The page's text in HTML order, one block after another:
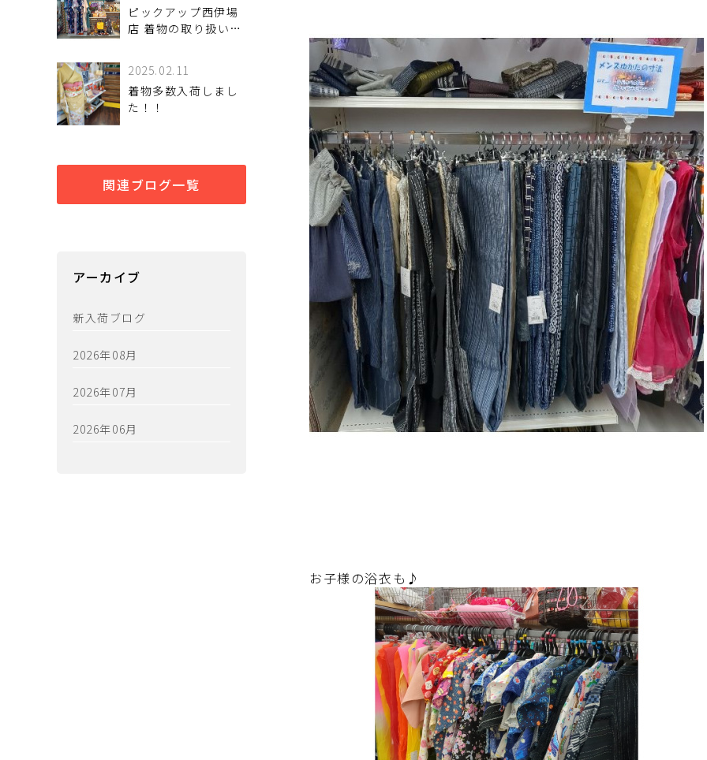
ピックアップ西伊場
店 着物の取り扱いを
2025.02.11
着物多数入荷しまし
た！！
関連ブログ一覧
アーカイブ
新入荷ブログ
2026年08月
2026年07月
2026年06月
お子様の浴衣も♪